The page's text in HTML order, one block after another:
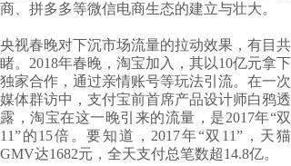
商、拼多多等微信电商生态的建立与壮大。
央视春晚对下沉市场流量的拉动效果，有目共
睹。2018年春晚，淘宝加入，其以10亿元拿下
独家合作，通过亲情账号等玩法引流。在一次
媒体群访中，支付宝前首席产品设计师白鸦透
露，淘宝在这一晚引来的流量，是2017年“双
11”的15倍。要知道，2017年“双11”，天猫
GMV达1682元，全天支付总笔数超14.8亿。